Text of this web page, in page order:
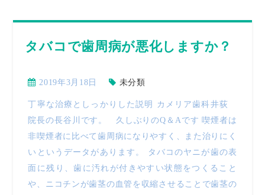
タバコで歯周病が悪化しますか？
2019年3月18日 未分類
丁寧な治療としっかりした説明 カメリア歯科井荻
院長の長谷川です。 久しぶりのQ＆Aです 喫煙者は
非喫煙者に比べて歯周病になりやすく、また治りにく
いというデータがあります。 タバコのヤニが歯の表
面に残り、歯に汚れが付きやすい状態をつくること
や、ニコチンが歯茎の血管を収縮させることで歯茎の